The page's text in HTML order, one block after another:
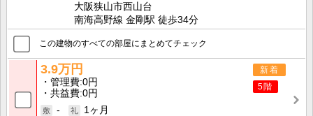
大阪狭山市西山台
南海高野線 金剛駅 徒歩34分
この建物のすべての部屋にまとめてチェック
新着
5階
3.9万円
管理費 0円
共益費 0円
-
1ヶ月